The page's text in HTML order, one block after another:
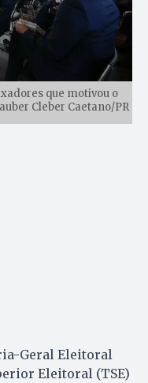
que motivou o
Cleber Caetano/PR
Geral Eleitoral
Eleitoral (TSE)